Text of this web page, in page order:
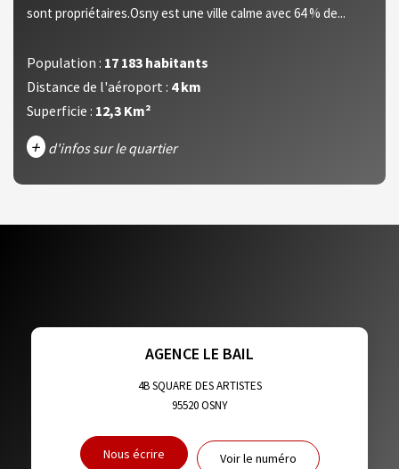
sont propriétaires.Osny est une ville calme avec 64 % de...
Population : 17 183 habitants
Distance de l'aéroport : 4 km
Superficie : 12,3 Km²
+ d'infos sur le quartier
DISTANCE DE L'AÉROPORT : SUPERFICIE :
AGENCE LE BAIL
4B SQUARE DES ARTISTES
95520OSNY
Nous écrire Voir le numéro